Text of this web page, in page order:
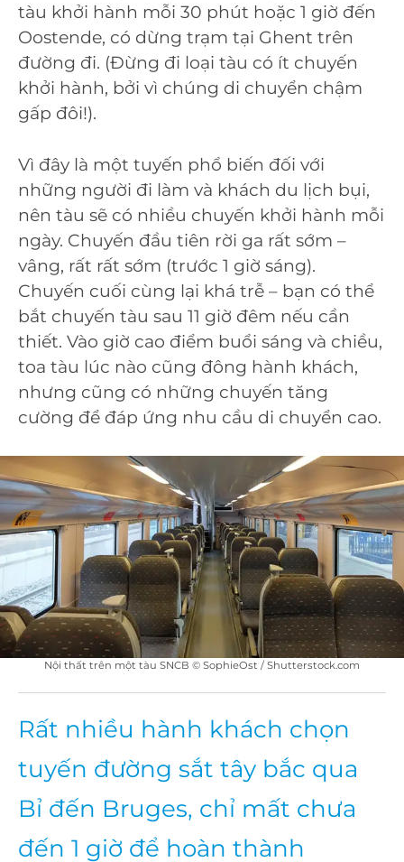
tàu khởi hành mỗi 30 phút hoặc 1 giờ đến
Oostende, có dừng trạm tại Ghent trên
đường đi. (Đừng đi loại tàu có ít chuyến
khởi hành, bởi vì chúng di chuyển chậm
gấp đôi!).
Vì đây là một tuyến phổ biến đối với
những người đi làm và khách du lịch bụi,
nên tàu sẽ có nhiều chuyến khởi hành mỗi
ngày. Chuyến đầu tiên rời ga rất sớm –
vâng, rất rất sớm (trước 1 giờ sáng).
Chuyến cuối cùng lại khá trễ – bạn có thể
bắt chuyến tàu sau 11 giờ đêm nếu cần
thiết. Vào giờ cao điểm buổi sáng và chiều,
toa tàu lúc nào cũng đông hành khách,
nhưng cũng có những chuyến tăng
cường để đáp ứng nhu cầu di chuyển cao.
Nội thất trên một tàu SNCB © SophieOst / Shutterstock.com
Rất nhiều hành khách chọn
tuyến đường sắt tây bắc qua
Bỉ đến Bruges, chỉ mất chưa
đến 1 giờ để hoàn thành